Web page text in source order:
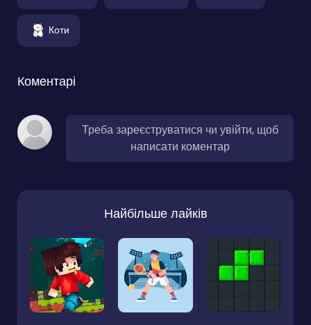
Коти
Коментарі
Треба зареєструватися чи увійти, щоб
написати коментар
Найбільше лайків